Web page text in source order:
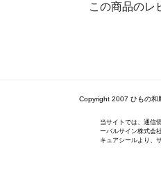
この商品のレ
Copyright 2007 ひもの和
当サイトでは、通信
ーバルサイン株式会
キュアシールより、